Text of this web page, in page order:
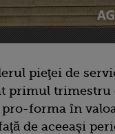
pieţei de
primul trimestru
forma în
de aceeaşi